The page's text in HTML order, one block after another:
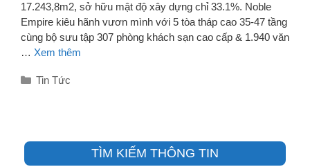
17.243,8m2, sở hữu mật độ xây dựng chỉ 33.1%. Noble
Empire kiêu hãnh vươn mình với 5 tòa tháp cao 35-47 tầng
cùng bộ sưu tập 307 phòng khách sạn cao cấp & 1.940 văn
… Xem thêm
Danh
Tin Tức
TÌM KIẾM THÔNG TIN